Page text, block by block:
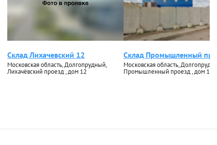
Склад Лихачевский 12
Московская область, Долгопрудный,
Лихачёвский проезд , дом 12
Склад Промышленный
Московская область,
Промышленный проезд , дом 12